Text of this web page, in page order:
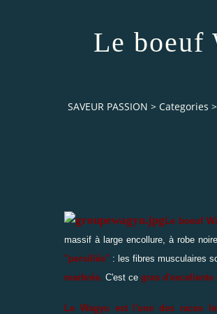
Le boeuf
SAVEUR PASSION > Categories >
Le boeuf
massif à large encollure, à robe
"persillée" : les fibres musculaires
marbrée. C'est ce gras d'excellente
Le Wagyu est l'une des races